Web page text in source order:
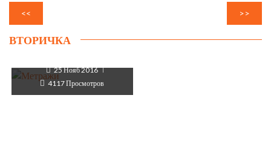
<< >>
ВТОРИЧКА
25 Нояб 2016
4117 Просмотров